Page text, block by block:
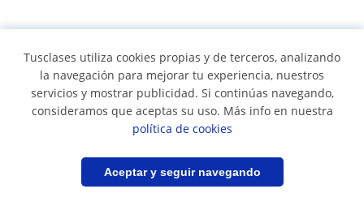
Guardar búsqueda
Política de cookies
Política de privacidad
Condiciones uso profesores
Condiciones uso alumnos
Tusclases utiliza cookies propias y de terceros, analizando
la navegación para mejorar tu experiencia, nuestros
servicios y mostrar publicidad. Si continúas navegando,
consideramos que aceptas su uso. Más info en nuestra
política de cookies
Aceptar y seguir navegando